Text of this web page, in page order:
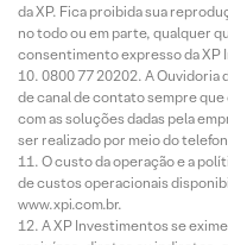
da XP. Fica proibida sua
no todo ou em parte, qualquer
consentimento expresso da XP
0800 77 20202. A Ouvidoria
de canal de contato sempre
com as soluções dadas pela
ser realizado por meio do
O custo da operação e a
de custos operacionais
www.xpi.com.br.
A XP Investimentos se